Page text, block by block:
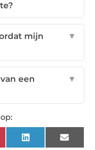
mijn
▼
een
▼
LinkedInEmail